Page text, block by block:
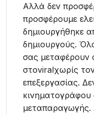
Αλλά δεν
προσφέρουμε
δημιουργήθηκε
δημιουργούς.
σας μεταφέρουν
στοviralχωρίς
επεξεργασίας.
μεταπαραγωγής.